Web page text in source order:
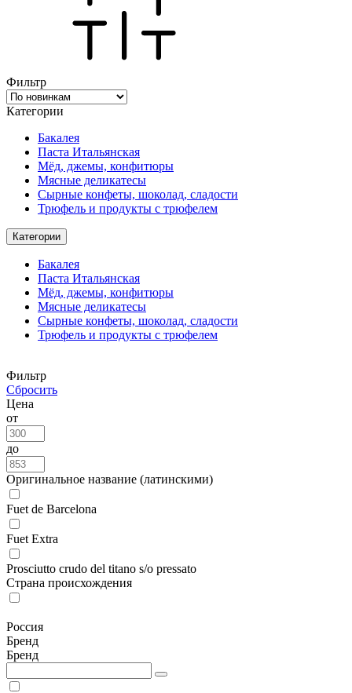
Фильтр
Категории
Бакалея
Паста Итальянская
Мёд, джемы, конфитюры
Мясные деликатесы
Сырные конфеты, шоколад, сладости
Трюфель и продукты с трюфелем
Категории
Бакалея
Паста Итальянская
Мёд, джемы, конфитюры
Мясные деликатесы
Сырные конфеты, шоколад, сладости
Трюфель и продукты с трюфелем
Фильтр
Сбросить
Цена
от
до
Оригинальное название (латинскими)
Fuet de Barcelona
Fuet Extra
Prosciutto crudo del titano s/o pressato
Страна происхождения
Россия
Бренд
Бренд